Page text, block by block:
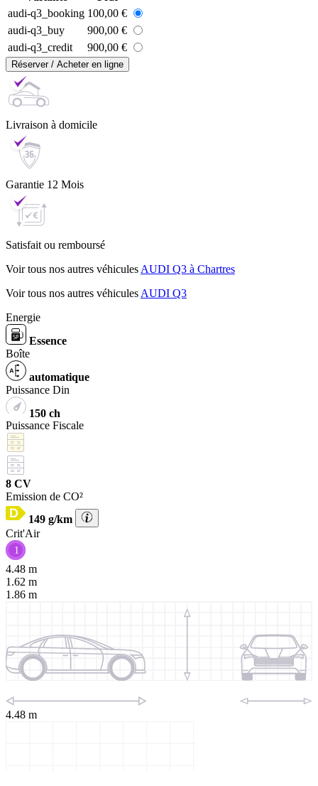
audi-q3_booking 100,00 €
audi-q3_buy
900,00 €
audi-q3_credit
900,00 €
Réserver / Acheter en ligne
Livraison à domicile
Garantie 12 Mois
Satisfait ou remboursé
Voir tous nos autres véhicules AUDI Q3 à Chartres
Voir tous nos autres véhicules AUDI Q3
Energie
Essence
Boîte
automatique
Puissance Din
150 ch
Puissance Fiscale
8 CV
Emission de CO²
149 g/km
Crit'Air
1
4.48 m
1.62 m
1.86 m
4.48 m